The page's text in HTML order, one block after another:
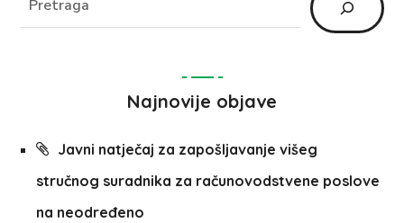
Najnovije objave
Javni natječaj za zapošljavanje višeg
stručnog suradnika za računovodstvene poslove
na neodređeno